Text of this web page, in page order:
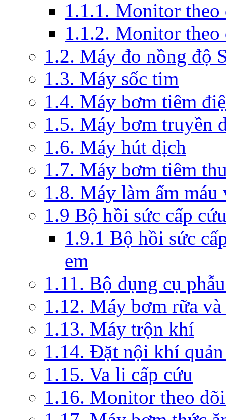
1.1.1. Monitor theo
1.1.2. Monitor
1.2. Máy đo nồng độ
1.3. Máy sốc tim
1.4. Máy bơm tiêm
1.5. Máy bơm truyền
1.6. Máy hút dịch
1.7. Máy bơm tiêm
1.8. Máy làm ấm
1.9 Bộ hồi sức cấp
1.9.1 Bộ hồi sức
em
1.11. Bộ dụng cụ
1.12. Máy bơm rữa
1.13. Máy trộn khí
1.14. Đặt nội khí
1.15. Va li cấp cứu
1.16. Monitor theo